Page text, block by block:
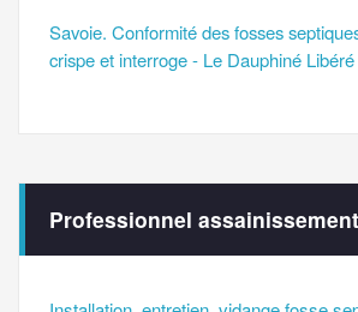
Savoie. Conformité des fosses
crispe et interroge - Le Dauphiné Libéré
Professionnel